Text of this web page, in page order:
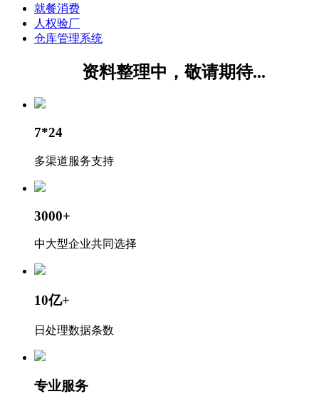
就餐消费
人权验厂
仓库管理系统
资料整理中，敬请期待...
7*24
多渠道服务支持
3000+
中大型企业共同选择
10亿+
日处理数据条数
专业服务